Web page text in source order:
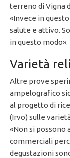
terreno di Vigna
«Invece in
salute e attivo.
in questo modo».
Varietà
Altre prove
ampelografico
al progetto di
(Irvo) sulle
«Non si
commerciali
degustazioni